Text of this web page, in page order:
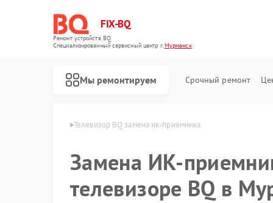
FIX-BQ
Ремонт устройств BQ
Специализированный cервисный центр г.Мурманск
Мы ремонтируем Срочный ремонт
BQ в Мурманске Телевизор BQ замена ик-приемника
Замена ИК-
телевизоре BQ в